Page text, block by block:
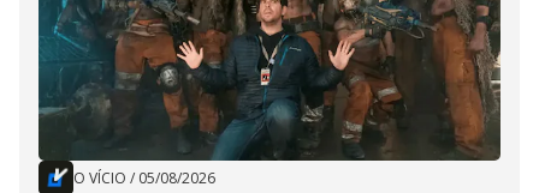
O VÍCIO / 05/08/2026